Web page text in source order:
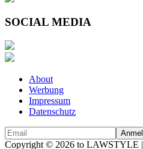
SOCIAL MEDIA
About
Werbung
Impressum
Datenschutz
Copyright © 2026 to LAWSTYLE |